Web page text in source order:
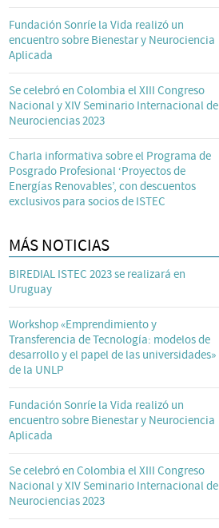
Fundación Sonríe la Vida realizó un
encuentro sobre Bienestar y Neurociencia
Aplicada
Se celebró en Colombia el XIII Congreso
Nacional y XIV Seminario Internacional de
Neurociencias 2023
Charla informativa sobre el Programa de
Posgrado Profesional ‘Proyectos de
Energías Renovables’, con descuentos
exclusivos para socios de ISTEC
MÁS NOTICIAS
BIREDIAL ISTEC 2023 se realizará en
Uruguay
Workshop «Emprendimiento y
Transferencia de Tecnología: modelos de
desarrollo y el papel de las universidades»
de la UNLP
Fundación Sonríe la Vida realizó un
encuentro sobre Bienestar y Neurociencia
Aplicada
Se celebró en Colombia el XIII Congreso
Nacional y XIV Seminario Internacional de
Neurociencias 2023